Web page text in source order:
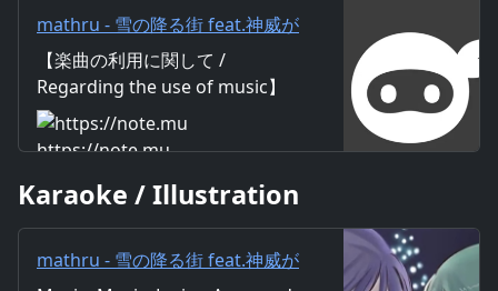
mathru - 雪の降る街 feat.神威が
くぽ - Snowy city feat. Gackpo
Camui｜mathru
【楽曲の利用に関して /
Regarding the use of music】
https://mathru.net/terms/musi
c 【歌詞 / Lyrics】 Lyrics：
Arrange：mathru Sing：
を叩き 銀色の世界映す 僕の瞳の
中に過去がリプレイする Rainy
https://note.mu
Karaoke / Illustration
mathru - 雪の降る街 feat.神威が